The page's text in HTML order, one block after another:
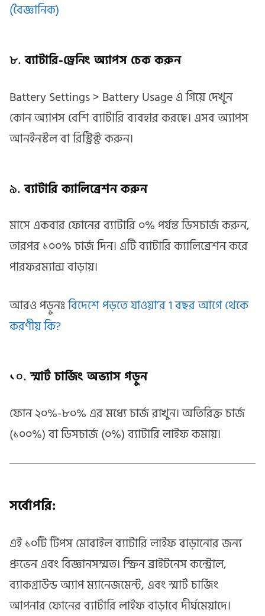
(বৈজ্ঞানিক)
৮.ব্যাটারি-ড্রেনিং অ্যাপস চেক করুন
Battery Settings > Battery Usage এ গিয়ে দেখুন
কোন অ্যাপস বেশি ব্যাটারি ব্যবহার করছে। এসব অ্যাপস
আনইনস্টল বা রিস্ট্রিক্ট করুন।
৯.ব্যাটারি ক্যালিব্রেশন করুন
মাসে একবার ফোনের ব্যাটারি ০% পর্যন্ত ডিসচার্জ করুন,
তারপর ১০০% চার্জ দিন। এটি ব্যাটারি ক্যালিব্রেশন করে
পারফরম্যান্স বাড়ায়।
আরও পড়ুনঃবিদেশে পড়তে যাওয়া’র 1 বছর আগে থেকে
করণীয় কি?
১০.স্মার্ট চার্জিং অভ্যাস গড়ুন
ফোন ২০%-৮০% এর মধ্যে চার্জ রাখুন। অতিরিক্ত চার্জ
(১০০%) বা ডিসচার্জ (০%) ব্যাটারি লাইফ কমায়।
সর্বোপরি:
এই ১০টি টিপস মোবাইল ব্যাটারি লাইফ বাড়ানোর জন্য
প্রুভেন এবং বিজ্ঞানসম্মত। স্ক্রিন ব্রাইটনেস কন্ট্রোল,
ব্যাকগ্রাউন্ড অ্যাপ ম্যানেজমেন্ট, এবং স্মার্ট চার্জিং
আপনার ফোনের ব্যাটারি লাইফ বাড়াবে দীর্ঘমেয়াদে।